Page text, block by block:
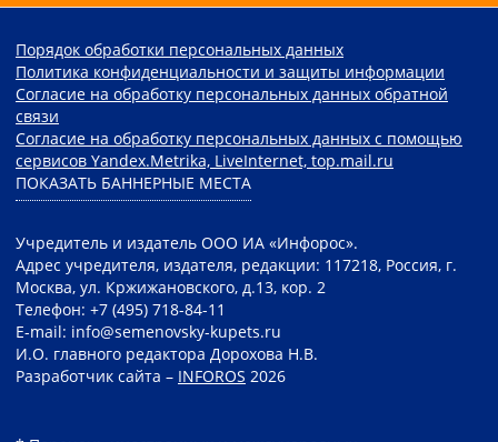
Порядок обработки персональных данных
Политика конфиденциальности и защиты информации
Согласие на обработку персональных данных обратной
связи
Согласие на обработку персональных данных с помощью
сервисов Yandex.Metrika, LiveInternet, top.mail.ru
ПОКАЗАТЬ БАННЕРНЫЕ МЕСТА
Учредитель и издатель ООО ИА «Инфорос».
Адрес учредителя, издателя, редакции: 117218, Россия, г.
Москва, ул. Кржижановского, д.13, кор. 2
Телефон: +7 (495) 718-84-11
E-mail: info@semenovsky-kupets.ru
И.О. главного редактора Дорохова Н.В.
Разработчик сайта – INFOROS 2026